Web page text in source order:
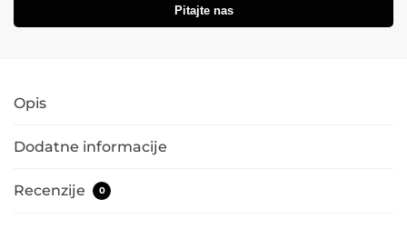
Pitajte nas
Opis
Dodatne informacije
Recenzije 0